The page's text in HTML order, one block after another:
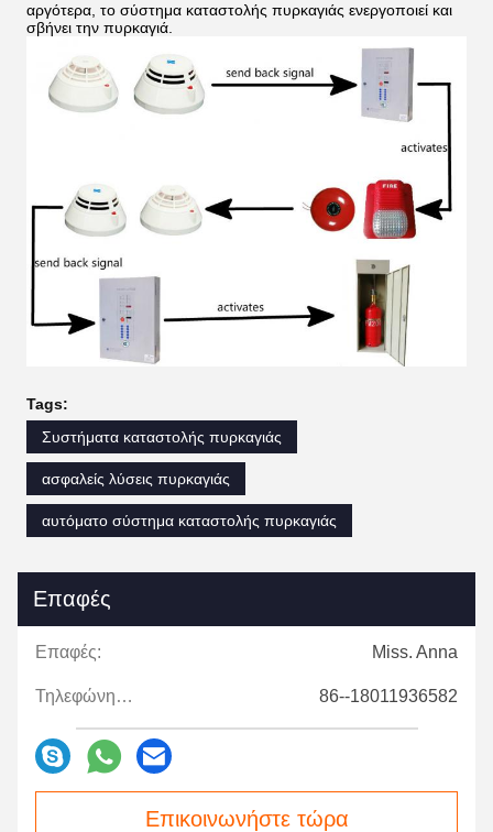
αργότερα, το σύστημα καταστολής πυρκαγιάς ενεργοποιεί και
σβήνει την πυρκαγιά.
Tags:
Συστήματα καταστολής πυρκαγιάς
ασφαλείς λύσεις πυρκαγιάς
αυτόματο σύστημα καταστολής πυρκαγιάς
Επαφές
Επαφές: Miss. Anna
Τηλεφώνημα: 86--18011936582
Επικοινωνήστε τώρα